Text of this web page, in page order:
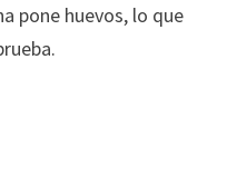
pone huevos, lo que